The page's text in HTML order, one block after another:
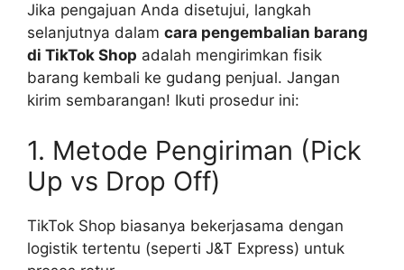
Jika pengajuan Anda disetujui, langkah
selanjutnya dalam cara pengembalian barang
di TikTok Shop adalah mengirimkan fisik
barang kembali ke gudang penjual. Jangan
kirim sembarangan! Ikuti prosedur ini:
1. Metode Pengiriman (Pick
Up vs Drop Off)
TikTok Shop biasanya bekerjasama dengan
logistik tertentu (seperti J&T Express) untuk